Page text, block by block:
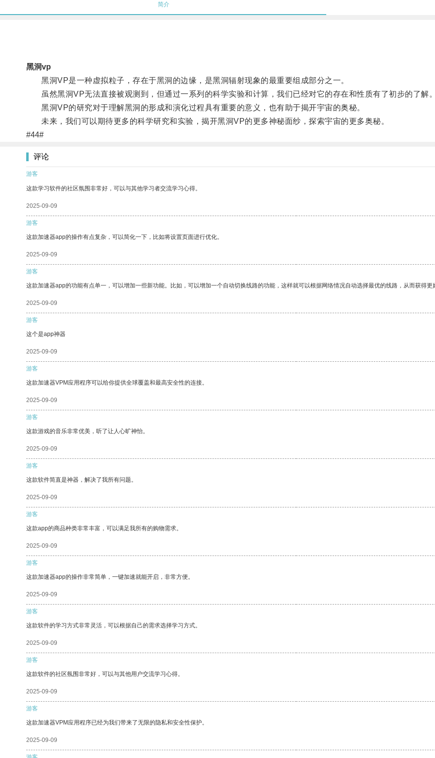
简介
黑洞vp
黑洞VP是一种虚拟粒子，存在于黑洞的边缘，是黑洞辐射现象的最重要组成部分之一。
虽然黑洞VP无法直接被观测到，但通过一系列的科学实验和计算，我们已经对它的存在和性质有了初步的了解。
黑洞VP的研究对于理解黑洞的形成和演化过程具有重要的意义，也有助于揭开宇宙的奥秘。
未来，我们可以期待更多的科学研究和实验，揭开黑洞VP的更多神秘面纱，探索宇宙的更多奥秘。
#44#
评论
游客
这款学习软件的社区氛围非常好，可以与其他学习者交流学习心得。
2025-09-09
游客
这款加速器app的操作有点复杂，可以简化一下，比如将设置页面进行优化。
2025-09-09
游客
这款加速器app的功能有点单一，可以增加一些新功能。比如，可以增加一个自动切换线路的功能，这样就可以根据网络情况自动选择最优的线路，从而获得更
2025-09-09
游客
这个是app神器
2025-09-09
游客
这款加速器VPM应用程序可以给你提供全球覆盖和最高安全性的连接。
2025-09-09
游客
这款游戏的音乐非常优美，听了让人心旷神怡。
2025-09-09
游客
这款软件简直是神器，解决了我所有问题。
2025-09-09
游客
这款app的商品种类非常丰富，可以满足我所有的购物需求。
2025-09-09
游客
这款加速器app的操作非常简单，一键加速就能开启，非常方便。
2025-09-09
游客
这款软件的学习方式非常灵活，可以根据自己的需求选择学习方式。
2025-09-09
游客
这款软件的社区氛围非常好，可以与其他用户交流学习心得。
2025-09-09
游客
这款加速器VPM应用程序已经为我们带来了无限的隐私和安全性保护。
2025-09-09